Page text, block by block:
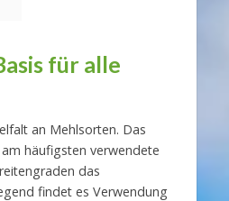
für alle
an Mehlsorten. Das
am häufigsten verwendete
das
findet es Verwendung